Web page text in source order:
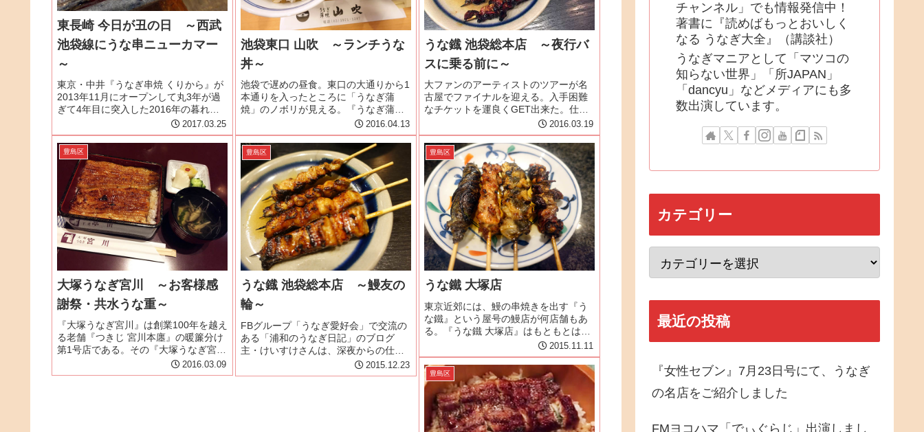
東長崎 今日が丑の日 ～西武
池袋線にうな串ニューカマー
～
東京・中井『うなぎ串焼 くりから』が
2013年11月にオープンして丸3年が過
ぎて4年目に突入した2016年の暮れ、2
号店が2017年3月にオープンするとい
うニュースが飛び込んできた。店名は
『今日が丑の日』。365日が丑の日。う
なぎ好きには堪...
2017.03.25
池袋東口 山吹 ～ランチうな
丼～
池袋で遅めの昼食。東口の大通りから1
本通りを入ったところに「うなぎ蒲
焼」のノボリが見える。『うなぎ蒲焼
山吹』店内に入ると、昼時を過ぎてい
るためか先客は1組のみ。入口付近に
は、テーブル席とカウンター席。奥や2
階にも席があるようだ。空いている...
2016.04.13
うな鐡 池袋総本店 ～夜行バ
スに乗る前に～
大ファンのアーティストのツアーが名
古屋でファイナルを迎える。入手困難
なチケットを運良くGET出来た。仕事
の都合でライブ当日しか休めないの
で、それなら逆に目いっぱい楽しもう
と夜行バスで往復することにした。夜
行バスは、池袋駅西口23時40分発な...
2016.03.19
豊島区
大塚うなぎ宮川 ～お客様感
謝祭・共水うな重～
『大塚うなぎ宮川』は創業100年を越え
る老舗『つきじ 宮川本廛』の暖簾分け
第1号店である。その『大塚うなぎ宮
川』で「安全で、より美味しく、より
喜んでいただきたい。」そんな思いか
2016.03.09
豊島区
うな鐡 池袋総本店 ～鰻友の
輪～
FBグループ「うなぎ愛好会」で交流の
ある「浦和のうなぎ日記」のブログ
主・けいすけさんは、深夜からの仕事
のために中々都合が合わず、会えない
でいた。23日は祝日で急に予定が空い
2015.12.23
豊島区
うな鐵 大塚店
東京近郊には、鰻の串焼きを出す『う
な鐵』という屋号の鰻店が何店舗もあ
る。『うな鐵 大塚店』はもともとは
『うな鐵 池袋本店』の直営店だったそ
うだが、現在のオーナーである溝田啓
一氏が『うな鐵 大宮店』とともに買い
取り、フランチャイズ契約を結んで...
2015.11.11
豊島区
チャンネル」でも情報発信中！
著書に『読めばもっとおいしく
なる うなぎ大全』（講談社）
うなぎマニアとして「マツコの
知らない世界」「所JAPAN」
「dancyu」などメディアにも多
数出演しています。
カテゴリー
最近の投稿
『女性セブン』7月23日号にて、うなぎ
の名店をご紹介しました
FMヨコハマ「でぃぐらじ」出演しまし